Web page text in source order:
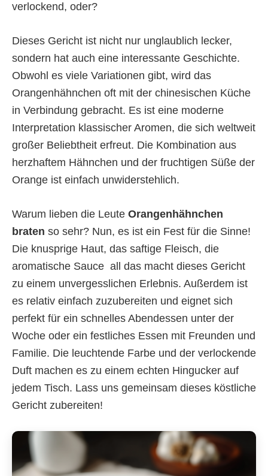
verlockend, oder?
Dieses Gericht ist nicht nur unglaublich lecker,
sondern hat auch eine interessante Geschichte.
Obwohl es viele Variationen gibt, wird das
Orangenhähnchen oft mit der chinesischen Küche
in Verbindung gebracht. Es ist eine moderne
Interpretation klassischer Aromen, die sich weltweit
großer Beliebtheit erfreut. Die Kombination aus
herzhaftem Hähnchen und der fruchtigen Süße der
Orange ist einfach unwiderstehlich.
Warum lieben die Leute Orangenhähnchen
braten so sehr? Nun, es ist ein Fest für die Sinne!
Die knusprige Haut, das saftige Fleisch, die
aromatische Sauce  all das macht dieses Gericht
zu einem unvergesslichen Erlebnis. Außerdem ist
es relativ einfach zuzubereiten und eignet sich
perfekt für ein schnelles Abendessen unter der
Woche oder ein festliches Essen mit Freunden und
Familie. Die leuchtende Farbe und der verlockende
Duft machen es zu einem echten Hingucker auf
jedem Tisch. Lass uns gemeinsam dieses köstliche
Gericht zubereiten!